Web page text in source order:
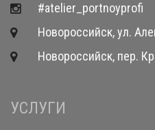
#atelier_portnoyprofi
Новороссийск, ул.
Новороссийск, пер.
УСЛУГИ